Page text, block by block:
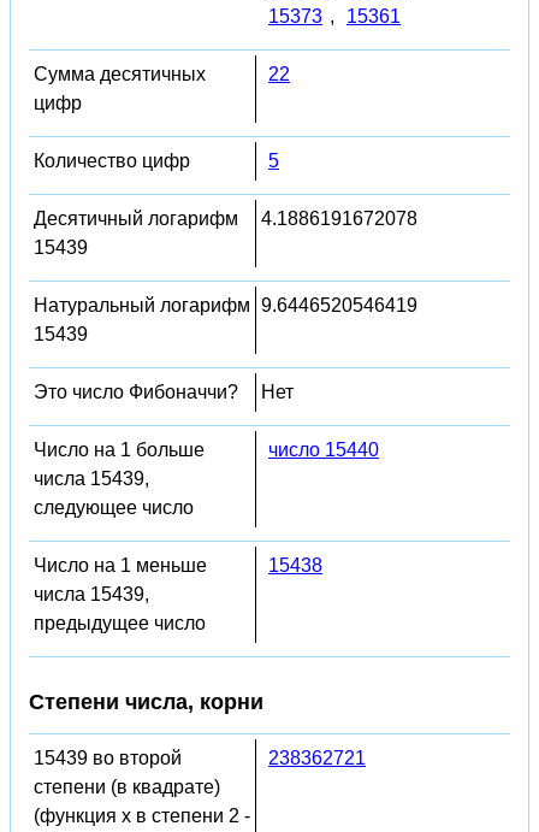
15373 , 15361
Сумма десятичных
цифр
22
Количество цифр 5
Десятичный логарифм
15439
4.1886191672078
Натуральный логарифм
15439
9.6446520546419
Это число Фибоначчи? Нет
Число на 1 больше
числа 15439,
следующее число
число 15440
Число на 1 меньше
числа 15439,
предыдущее число
15438
Степени числа, корни
15439 во второй
степени (в квадрате)
(функция x в степени 2 -
238362721